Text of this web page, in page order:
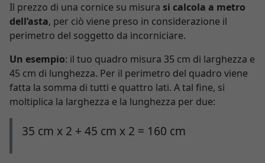
Il prezzo di una cornice su misura si calcola a metro
dell’asta, per ciò viene preso in considerazione il
perimetro del soggetto da incorniciare.
Un esempio: il tuo quadro misura 35 cm di larghezza e
45 cm di lunghezza. Per il perimetro del quadro viene
fatta la somma di tutti e quattro lati. A tal fine, si
moltiplica la larghezza e la lunghezza per due:
35 cm x 2 + 45 cm x 2 = 160 cm